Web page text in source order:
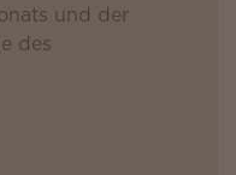
und der
des